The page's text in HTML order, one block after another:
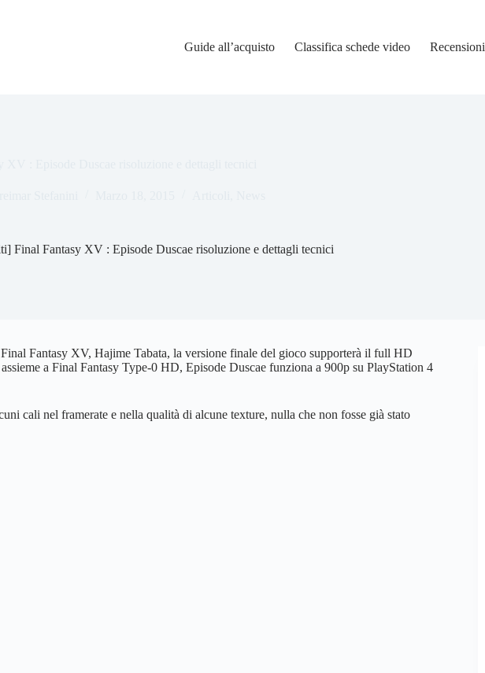
Guide all’acquisto
Classifica schede video Recensioni
Final Fantasy XV : Episode Duscae risoluzione e dettagli tecnici
Fantasy XV, Hajime Tabata, la versione finale del gioco supporterà il full HD
a Final Fantasy Type-0 HD, Episode Duscae funziona a 900p su PlayStation 4
cali nel framerate e nella qualità di alcune texture, nulla che non fosse già stato